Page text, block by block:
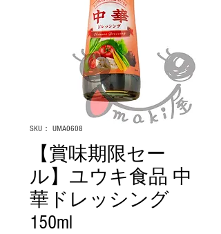
SKU： UMA0608
【賞味期限セー
ル】ユウキ食品 中
華ドレッシング
150ml